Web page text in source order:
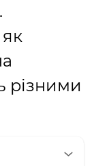
різними